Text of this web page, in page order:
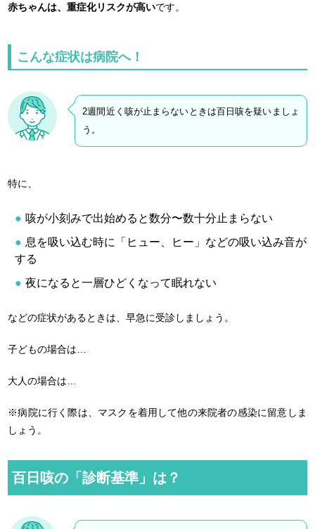
赤ちゃんは、重症化リスクが高いです。
こんな症状は病院へ！
2週間近く咳が止まらないときは百日咳を疑いましょ
う。
特に、
咳が小刻みで出始めると数分〜数十分止まらない
息を吸い込む時に「ヒュー、ヒー」などの吸い込み音が
する
夜になると一層ひどくなって眠れない
などの症状があるときは、早急に受診しましょう。
子どもの場合は…
大人の場合は…
※病院に行く際は、マスクを着用して他の来院者の感染に留意しま
しょう。
百日咳の「診断基準」は？